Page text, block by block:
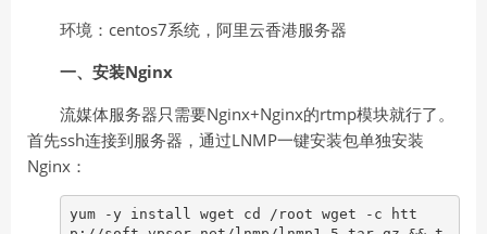
环境：centos7系统，阿里云香港服务器
一、安装Nginx
流媒体服务器只需要Nginx+Nginx的rtmp模块就行了。
首先ssh连接到服务器，通过LNMP一键安装包单独安装
Nginx：
yum -y install wget cd /root wget -c htt